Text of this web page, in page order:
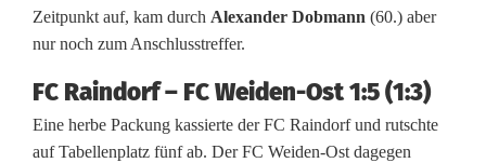
p
e
l
Zeitpunkt auf, kam durch Alexander Dobmann (60.) aber
nur noch zum Anschlusstreffer.
FC Raindorf – FC Weiden-Ost 1:5 (1:3)
Eine herbe Packung kassierte der FC Raindorf und rutschte
auf Tabellenplatz fünf ab. Der FC Weiden-Ost dagegen